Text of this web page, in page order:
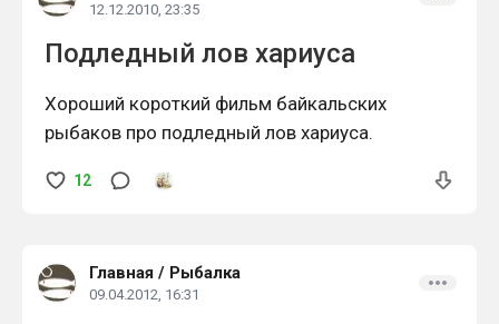
12.12.2010, 23:35
Подледный лов хариуса
Хороший короткий фильм байкальских
рыбаков про подледный лов хариуса.
12
Главная / Рыбалка
09.04.2012, 16:31